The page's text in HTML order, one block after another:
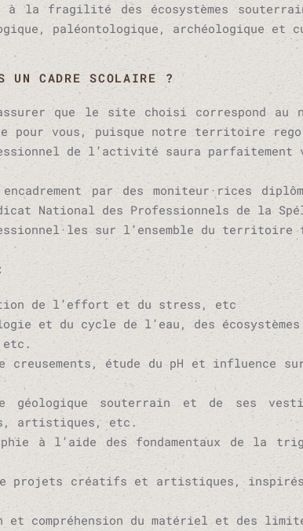
la fragilité des écosystèmes
paléontologique, archéologique
UN CADRE SCOLAIRE ?
que le site choisi correspond au
pour vous, puisque notre territoire
de l’activité saura parfaitement
par des moniteur·rices
National des Professionnels de la
sur l’ensemble du territoire
de l’effort et du stress, etc
et du cycle de l’eau, des
etc.
creusements, étude du pH et
géologique souterrain et de ses
artistiques, etc.
à l’aide des fondamentaux de la
projets créatifs et artistiques, inspirés
compréhension du matériel et des